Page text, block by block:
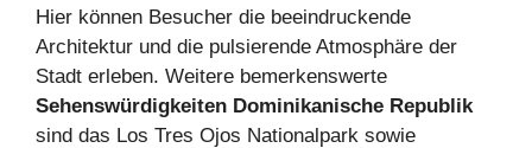
Hier können Besucher die beeindruckende
Architektur und die pulsierende Atmosphäre der
Stadt erleben. Weitere bemerkenswerte
Sehenswürdigkeiten Dominikanische Republik
sind das Los Tres Ojos Nationalpark sowie